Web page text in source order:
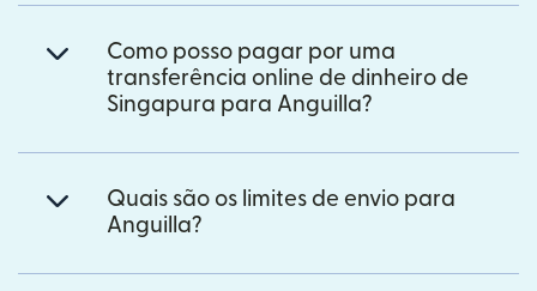
Como posso pagar por uma
transferência online de dinheiro de
Singapura para Anguilla?
Quais são os limites de envio para
Anguilla?